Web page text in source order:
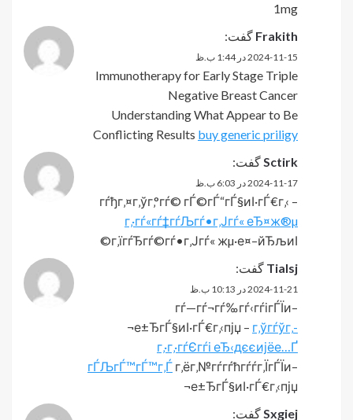
1mg
Frakith گفت:
2024-11-15 در 1:44 ب.ظ
Immunotherapy for Early Stage Triple
Negative Breast Cancer
Understanding What Appear to Be
Conflicting Results buy generic priligy
Sctirkگفت:
2024-11-17 در 6:03 ب.ظ
гѓђг‚¤г‚ўг‚°гѓ© гЃ©гЃ“гЃ§иІ·гЃ€г‚‹ –
г‚·гѓ«гѓ‡гѓЉгѓ•г‚Јгѓ« еЂ¤ж®µ
г‚їгѓЂгѓ©гѓ•г‚Јгѓ« жµ·е¤–йЂљиІ©
Tialsj گفت:
2024-11-21 در 10:13 ب.ظ
гѓ—гѓ¬гѓ‰гѓ‹гѓігЃЇи–
¬е±ЂгЃ§иІ·гЃ€г‚‹пјџ – г‚ўгѓўг‚­
г‚·г‚·гѓЄгѓі еЂ‹дєєијёе…Ґ
гЃЉгЃ™гЃ™г‚Ѓ г‚ёг‚№гѓ­гѓћгѓѓг‚ЇгЃЇи–
¬е±ЂгЃ§иІ·гЃ€г‚‹пјџ
Sxgiejگفت: